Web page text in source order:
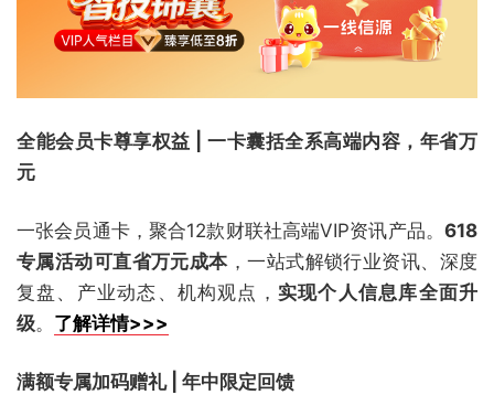
全能会员卡尊享权益 | 一卡囊括全系高端内容，年省万
元
一张会员通卡，聚合12款财联社高端VIP资讯产品。 618
专属活动可直省万元成本，一站式解锁行业资讯、深度
复盘、产业动态、机构观点， 实现个人信息库全面升
级。 了解详情>>>
满额专属加码赠礼 | 年中限定回馈